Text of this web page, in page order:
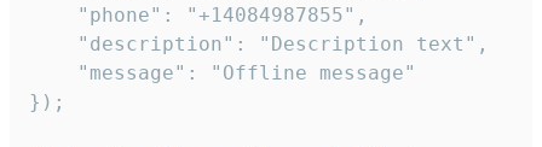
    "phone": "+14084987855",
    "description": "Description text",
    "message": "Offline message"
});